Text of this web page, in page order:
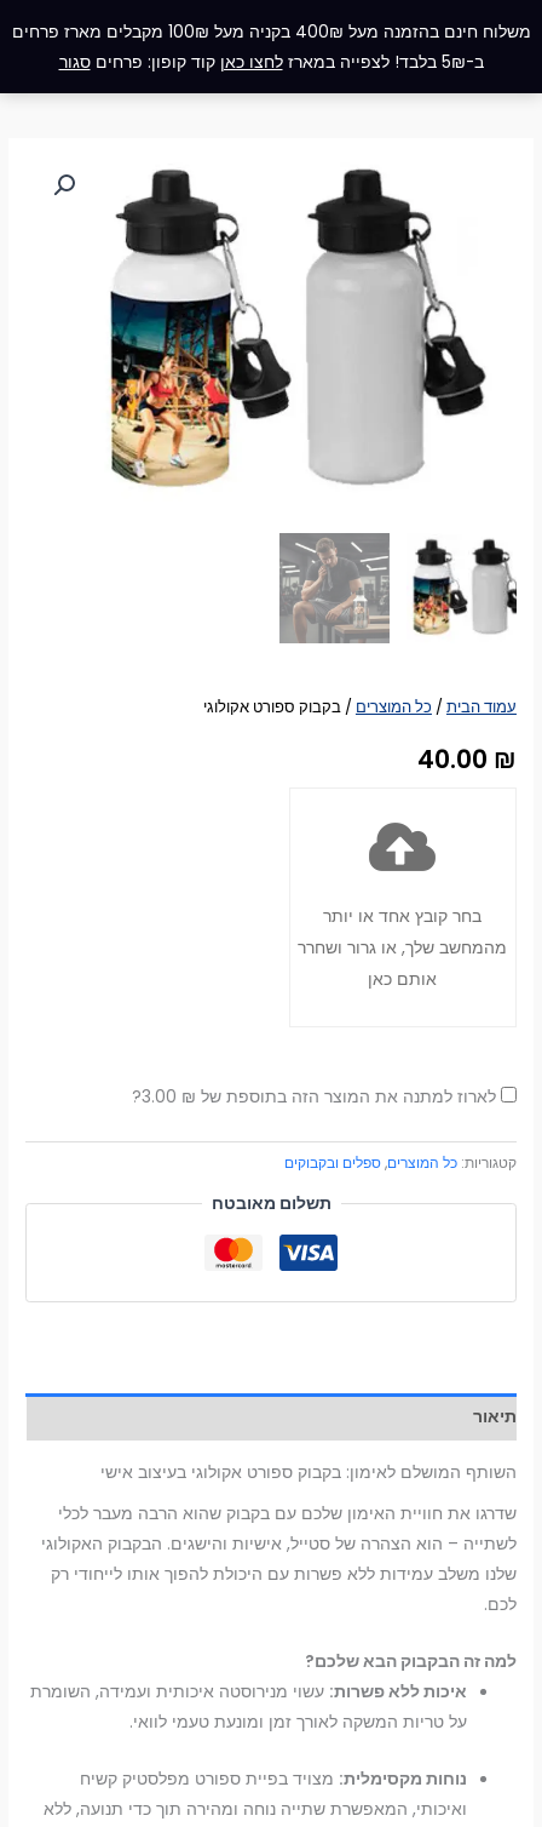
משלוח חינם בהזמנה מעל 400₪ בקניה מעל 100₪ מקבלים מארז פרחים
ב-5₪ בלבד! לצפייה במארז
לחצו כאן קוד קופון: פרחיםסגור
לתוכן
תפריט
עמוד הבית / כל המוצרים / בקבוק ספורט אקולוגי
40.00 ₪
בחר קובץ אחד או יותר
מהמחשב שלך, או גרור ושחרר
אותם כאן
לארוז למתנה את המוצר הזה בתוספת של 3.00 ₪
?
קטגוריות:כל המוצרים,ספלים ובקבוקים
תשלום מאובטח
תיאור
השותף המושלם לאימון: בקבוק ספורט אקולוגי בעיצוב אישי
שדרגו את חוויית האימון שלכם עם בקבוק שהוא הרבה מעבר לכלי
לשתייה – הוא הצהרה של סטייל, אישיות והישגים. הבקבוק האקולוגי
שלנו משלב עמידות ללא פשרות עם היכולת להפוך אותו לייחודי רק
לכם.
למה זה הבקבוק הבא שלכם?
איכות ללא פשרות: עשוי מנירוסטה איכותית ועמידה, השומרת
על טריות המשקה לאורך זמן ומונעת טעמי לוואי.
נוחות מקסימלית: מצויד בפיית ספורט מפלסטיק קשיח
ואיכותי, המאפשרת שתייה נוחה ומהירה תוך כדי תנועה, ללא